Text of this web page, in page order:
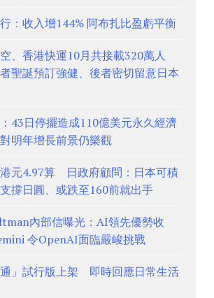
：收入增144% 阿布扎比盈虧平衡
、香港快運10月共接載320萬人
聖誕預訂強健、後者密切留意日本
43日停擺造成110億美元永久經濟
明年增長前景仍樂觀
元4.97算 日政府顧問：日本可積
撐日圓、或跌至160前就出手
內部信曝光：AI領先優勢收
令OpenAI面臨嚴峻挑戰
通」試行版上架 即時回應日常生活